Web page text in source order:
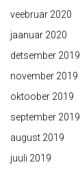
veebruar 2020
jaanuar 2020
detsember 2019
november 2019
oktoober 2019
september 2019
august 2019
juuli 2019